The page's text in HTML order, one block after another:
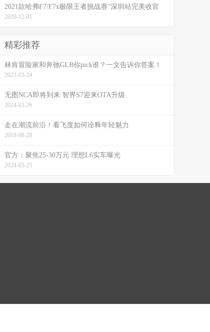
2021款哈弗F7/F7x极限王者挑战赛”深圳站完美收官
2020-12-01
精彩推荐
林肯冒险家和奔驰GLB你pick谁？一文告诉你答案！
2023-03-24
无图NCA即将到来 智界S7迎来OTA升级
2024-03-26
走在潮流前沿！看飞度如何诠释年轻魅力
2018-08-28
官方：聚焦25-30万元 理想L6实车曝光
2024-03-25